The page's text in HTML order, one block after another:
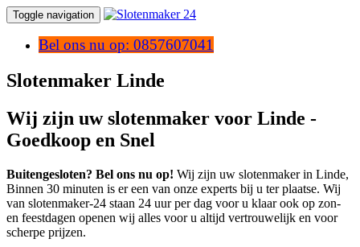
Toggle navigation
Bel ons nu op: 0857607041
Slotenmaker Linde
Wij zijn uw slotenmaker voor Linde -
Goedkoop en Snel
Buitengesloten? Bel ons nu op! Wij zijn uw slotenmaker in Linde,
Binnen 30 minuten is er een van onze experts bij u ter plaatse. Wij
van slotenmaker-24 staan 24 uur per dag voor u klaar ook op zon-
en feestdagen openen wij alles voor u altijd vertrouwelijk en voor
scherpe prijzen.